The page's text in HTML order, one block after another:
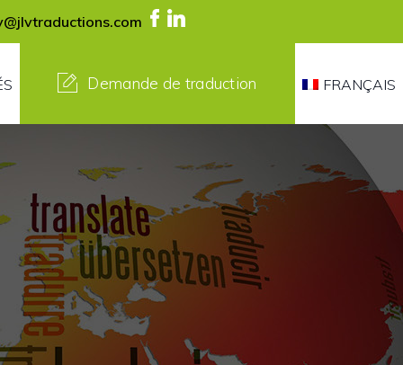
Demande de traduction FRANÇAIS